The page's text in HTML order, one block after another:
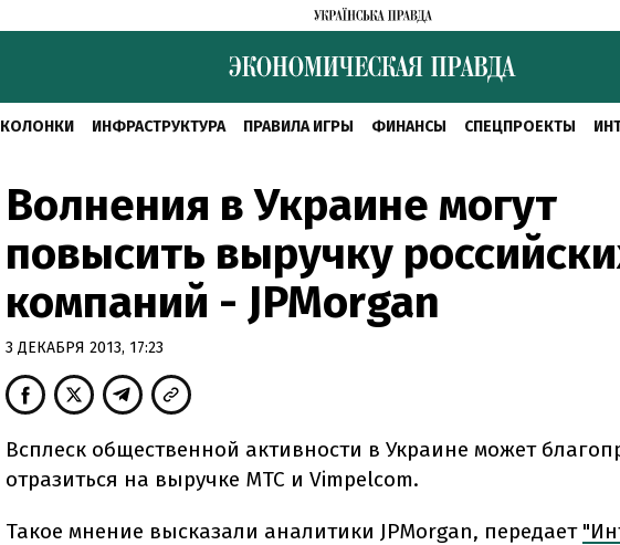
КОЛОНКИ ИНФРАСТРУКТУРА ПРАВИЛА ИГРЫ ФИНАНСЫ СПЕЦПРОЕКТЫ
Волнения в Украине могут
повысить выручку
компаний - JPMorgan
3 ДЕКАБРЯ 2013, 17:23
Всплеск общественной активности в Украине может
отразиться на выручке МТС и Vimpelcom.
Такое мнение высказали аналитики JPMorgan, передает